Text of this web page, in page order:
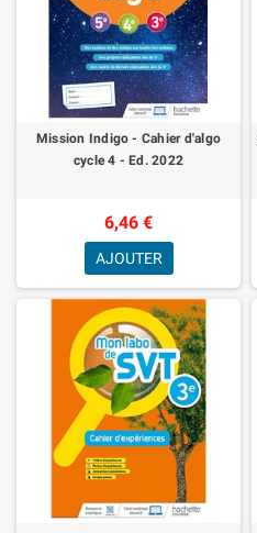
Mission Indigo - Cahier d'algo
cycle 4 - Ed. 2022
6,46 €
AJOUTER